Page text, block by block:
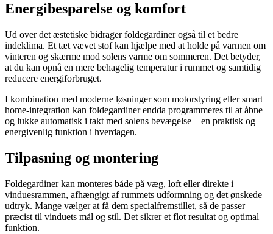
Energibesparelse og komfort
Ud over det æstetiske bidrager foldegardiner også til et bedre
indeklima. Et tæt vævet stof kan hjælpe med at holde på varmen om
vinteren og skærme mod solens varme om sommeren. Det betyder,
at du kan opnå en mere behagelig temperatur i rummet og samtidig
reducere energiforbruget.
I kombination med moderne løsninger som motorstyring eller smart
home-integration kan foldegardiner endda programmeres til at åbne
og lukke automatisk i takt med solens bevægelse – en praktisk og
energivenlig funktion i hverdagen.
Tilpasning og montering
Foldegardiner kan monteres både på væg, loft eller direkte i
vinduesrammen, afhængigt af rummets udformning og det ønskede
udtryk. Mange vælger at få dem specialfremstillet, så de passer
præcist til vinduets mål og stil. Det sikrer et flot resultat og optimal
funktion.